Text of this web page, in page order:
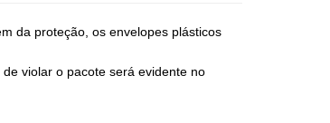
da proteção, os envelopes plásticos
violar o pacote será evidente no